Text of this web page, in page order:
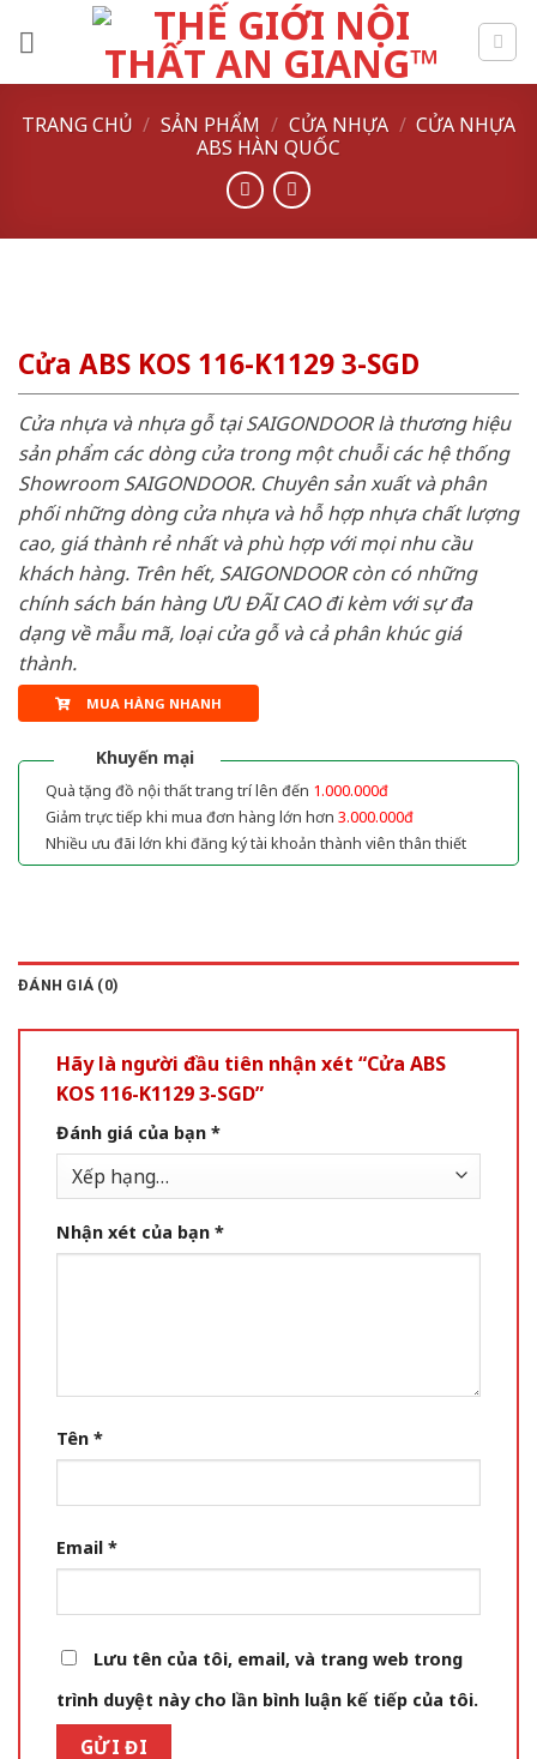
TRANG CHỦ / SẢN PHẨM / CỬA NHỰA / CỬA NHỰA
ABS HÀN QUỐC
Cửa ABS KOS 116-K1129 3-SGD
Cửa nhựa và nhựa gỗ tại SAIGONDOOR là thương hiệu
sản phẩm các dòng cửa trong một chuỗi các hệ thống
Showroom SAIGONDOOR. Chuyên sản xuất và phân
phối những dòng cửa nhựa và hỗ hợp nhựa chất lượng
cao, giá thành rẻ nhất và phù hợp với mọi nhu cầu
khách hàng. Trên hết, SAIGONDOOR còn có những
chính sách bán hàng ƯU ĐÃI CAO đi kèm với sự đa
dạng về mẫu mã, loại cửa gỗ và cả phân khúc giá
thành.
MUA HÀNG NHANH
Khuyến mại
Quà tặng đồ nội thất trang trí lên đến 1.000.000đ
Giảm trực tiếp khi mua đơn hàng lớn hơn 3.000.000đ
Nhiều ưu đãi lớn khi đăng ký tài khoản thành viên thân thiết
ĐÁNH GIÁ (0)
Hãy là người đầu tiên nhận xét “Cửa ABS
KOS 116-K1129 3-SGD”
Đánh giá của bạn *
Nhận xét của bạn *
Tên *
Email *
Lưu tên của tôi, email, và trang web trong
trình duyệt này cho lần bình luận kế tiếp của tôi.